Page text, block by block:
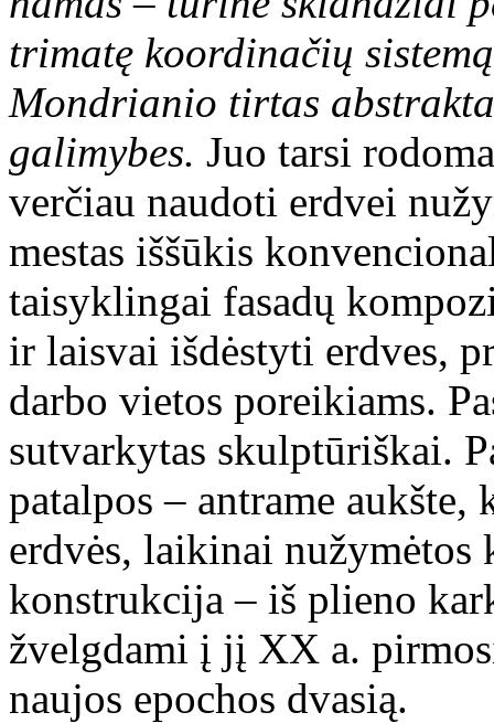
trimatę koordinačių
Mondrianio tirtas
galimybes. Juo tarsi
verčiau naudoti erdvei
mestas iššūkis
taisyklingai fasadų
ir laisvai išdėstyti erdves,
darbo vietos poreikiams.
sutvarkytas skulptūriškai.
patalpos – antrame
erdvės, laikinai
konstrukcija – iš plieno
žvelgdami į jį XX a.
naujos epochos dvasią.